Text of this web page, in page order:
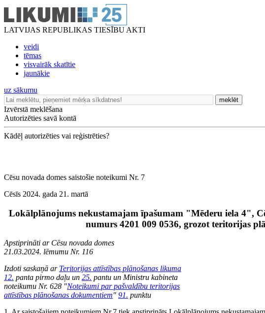
LATVIJAS REPUBLIKAS TIESĪBU AKTI
veidi
tēmas
visvairāk skatītie
jaunākie
uz sākumu
meklēt
Izvērstā meklēšana
Autorizēties savā kontā
Kādēļ autorizēties vai reģistrēties?
Cēsu novada domes saistošie noteikumi Nr. 7
Cēsīs 2024. gada 21. martā
Lokālplānojums nekustamajam īpašumam "Mēderu iela 4",
numurs 4201 009 0536, grozot teritorijas
Apstiprināti ar Cēsu novada domes
21.03.2024. lēmumu Nr. 116
Izdoti saskaņā ar Teritorijas attīstības plānošanas likuma
12. panta pirmo daļu un 25. pantu un Ministru kabineta
noteikumu Nr. 628 "Noteikumi par pašvaldību teritorijas
attīstības plānošanas dokumentiem" 91. punktu